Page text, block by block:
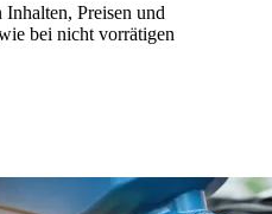
Preisen und
bei nicht vorrätigen